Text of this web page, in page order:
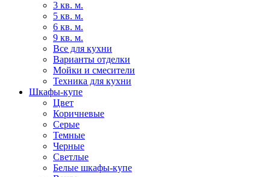
3 кв. м.
5 кв. м.
6 кв. м.
9 кв. м.
Все для кухни
Варианты отделки
Мойки и смесители
Техника для кухни
Шкафы-купе
Цвет
Коричневые
Серые
Темные
Черные
Светлые
Белые шкафы-купе